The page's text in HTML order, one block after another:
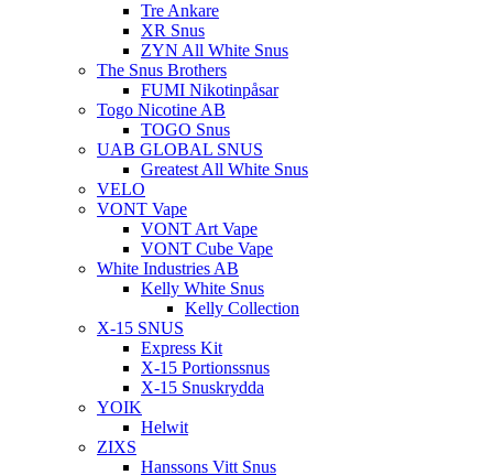
Tre Ankare
XR Snus
ZYN All White Snus
The Snus Brothers
FUMI Nikotinpåsar
Togo Nicotine AB
TOGO Snus
UAB GLOBAL SNUS
Greatest All White Snus
VELO
VONT Vape
VONT Art Vape
VONT Cube Vape
White Industries AB
Kelly White Snus
Kelly Collection
X-15 SNUS
Express Kit
X-15 Portionssnus
X-15 Snuskrydda
YOIK
Helwit
ZIXS
Hanssons Vitt Snus